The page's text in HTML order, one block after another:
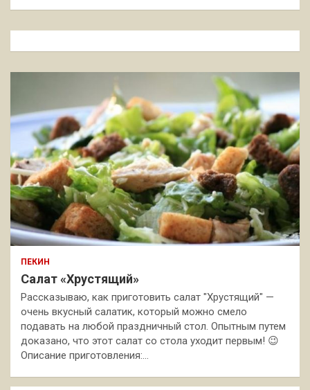
к
ПЕКИН
Салат «Хрустящий»
Рассказываю, как приготовить салат "Хрустящий" —
очень вкусный салатик, который можно смело
подавать на любой праздничный стол. Опытным путем
доказано, что этот салат со стола уходит первым! 😉
Описание приготовления:…